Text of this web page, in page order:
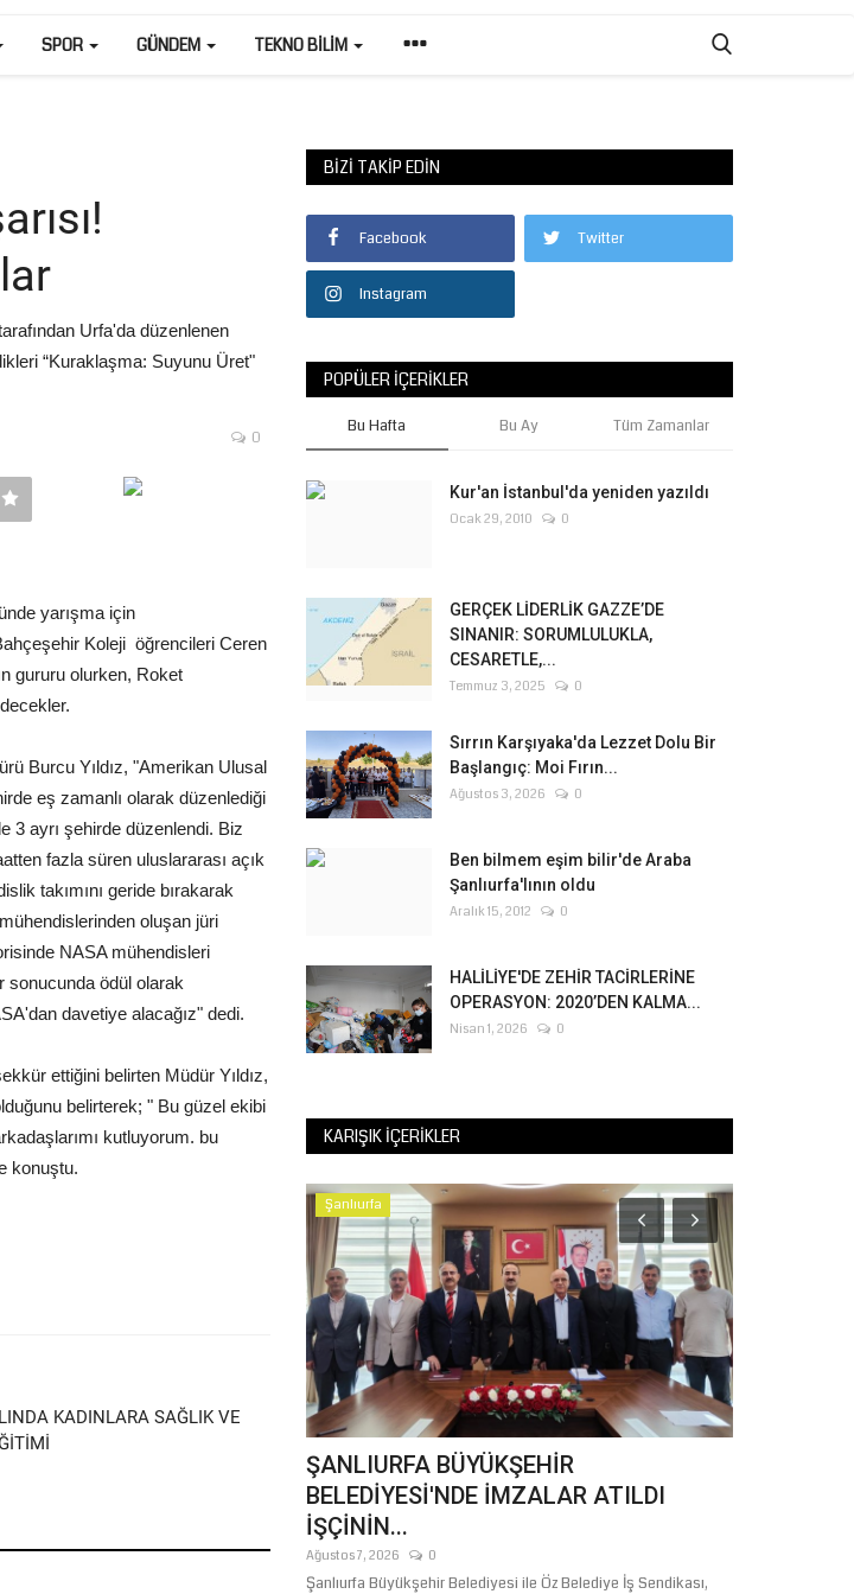
SPOR GÜNDEM TEKNO BILIM
Urfa'da düzenlenen
“Kuraklaşma: Suyunu Üret"
0
yarışma için
Koleji öğrencileri Ceren
gururu olurken, Roket
Burcu Yıldız, "Amerikan Ulusal
eş zamanlı olarak düzenlediği
3 ayrı şehirde düzenlendi. Biz
fazla süren uluslararası açık
takımını geride bırakarak
oluşan jüri
NASA mühendisleri
sonucunda ödül olarak
davetiye alacağız" dedi.
ettiğini belirten Müdür Yıldız,
belirterek; " Bu güzel ekibi
kutluyorum. bu
konuştu.
KADINLARA SAĞLIK VE
BIZI TAKIP EDIN
Facebook Twitter
Instagram
POPÜLER İÇERIKLER
Bu Hafta Bu Ay Tüm Zamanlar
Kur'an İstanbul'da yeniden yazıldı
Ocak 29, 2010 0
GERÇEK LİDERLİK GAZZE’DE
SINANIR: SORUMLULUKLA,
CESARETLE,...
Temmuz 3, 2025 0
Sırrın Karşıyaka'da Lezzet Dolu Bir
Başlangıç: Moi Fırın...
Ağustos 3, 2026 0
Ben bilmem eşim bilir'de Araba
Şanlıurfa'lının oldu
Aralık 15, 2012 0
HALİLİYE'DE ZEHİR TACİRLERİNE
OPERASYON: 2020’DEN KALMA...
Nisan 1, 2026 0
KARIŞIK İÇERIKLER
Şıldak, LGS ve YKS sonuçlarına göre ilin
Şanlıurfa
ŞANLIURFA BÜYÜKŞEHİR
BELEDİYESİ'NDE İMZALAR ATILDI
İŞÇİNİN...
Ağustos 7, 2026 0
Şanlıurfa Büyükşehir Belediyesi ile Öz Belediye İş Sendikası,